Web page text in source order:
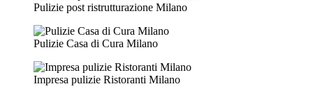
Pulizie post ristrutturazione Milano
Pulizie Casa di Cura Milano
Impresa pulizie Ristoranti Milano